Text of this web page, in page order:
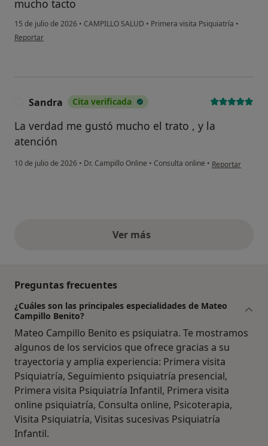
mucho tacto
15 de julio de 2026 • CAMPILLO SALUD • Primera visita Psiquiatría •
en opinión del usuario Ana
Reportar
Sandra Cita verificada
La verdad me gustó mucho el trato , y la
atención
10 de julio de 2026 • Dr. Campillo Online • Consulta online • en opinión del
Reportar
Ver másopiniones anteriores
Preguntas frecuentes
¿Cuáles son las principales especialidades de Mateo
Campillo Benito?
Mateo Campillo Benito es psiquiatra. Te mostramos
algunos de los servicios que ofrece gracias a su
trayectoria y amplia experiencia: Primera visita
Psiquiatría, Seguimiento psiquiatría presencial,
Primera visita Psiquiatría Infantil, Primera visita
online psiquiatría, Consulta online, Psicoterapia,
Visita Psiquiatría, Visitas sucesivas Psiquiatría
Infantil.